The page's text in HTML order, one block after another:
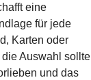
eine
für jede
Karten oder
Auswahl sollte
und das